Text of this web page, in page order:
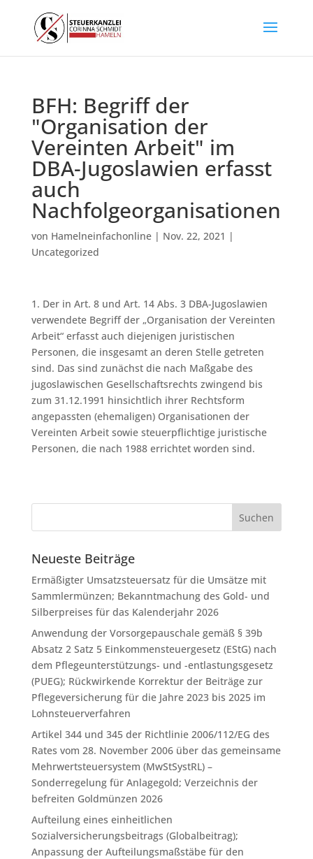
BFH: Begriff der
"Organisation der
Vereinten Arbeit" im
DBA-Jugoslawien erfasst
auch
Nachfolgeorganisationen
von Hamelneinfachonline| Nov. 22, 2021 |
Uncategorized
1. Der in Art. 8 und Art. 14 Abs. 3 DBA-Jugoslawien
verwendete Begriff der „Organisation der Vereinten
Arbeit“ erfasst auch diejenigen juristischen
Personen, die insgesamt an deren Stelle getreten
sind. Das sind zunächst die nach Maßgabe des
jugoslawischen Gesellschaftsrechts zwingend bis
zum 31.12.1991 hinsichtlich ihrer Rechtsform
angepassten (ehemaligen) Organisationen der
Vereinten Arbeit sowie steuerpflichtige juristische
Personen, die nach 1988 errichtet worden sind.
Neueste Beiträge
Ermäßigter Umsatzsteuersatz für die Umsätze mit
Sammlermünzen; Bekanntmachung des Gold- und
Silberpreises für das Kalenderjahr 2026
Anwendung der Vorsorgepauschale gemäß § 39b
Absatz 2 Satz 5 Einkommensteuergesetz (EStG) nach
dem Pflegeunterstützungs- und -entlastungsgesetz
(PUEG); Rückwirkende Korrektur der Beiträge zur
Pflegeversicherung für die Jahre 2023 bis 2025 im
Lohnsteuerverfahren
Artikel 344 und 345 der Richtlinie 2006/112/EG des
Rates vom 28. November 2006 über das gemeinsame
Mehrwertsteuersystem (MwStSystRL) –
Sonderregelung für Anlagegold; Verzeichnis der
befreiten Goldmünzen 2026
Aufteilung eines einheitlichen
Sozialversicherungsbeitrags (Globalbeitrag);
Anpassung der Aufteilungsmaßstäbe für den